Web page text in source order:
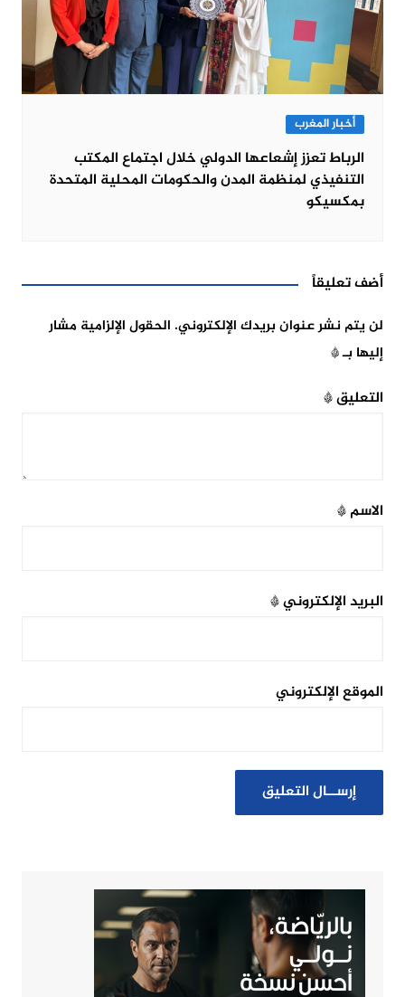
أخبار المغرب
الرباط تعزز إشعاعها الدولي خلال اجتماع المكتب
التنفيذي لمنظمة المدن والحكومات المحلية المتحدة
بمكسيكو
أضف تعليقاً
لن يتم نشر عنوان بريدك الإلكتروني. الحقول الإلزامية مشار
إليها بـ*
التعليق*
الاسم*
البريد الإلكتروني*
الموقع الإلكتروني